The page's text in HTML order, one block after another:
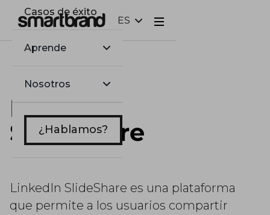
Casos de éxito
Aprende
Nosotros
¿Hablamos?
ES
LinkedIn
SlideShare
LinkedIn SlideShare es una plataforma
que permite a los usuarios compartir